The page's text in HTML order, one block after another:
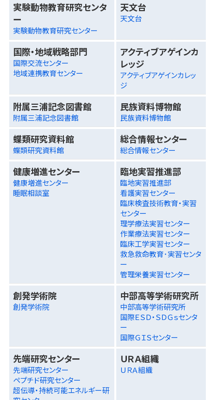
実験動物教育研究センタ
ー
実験動物教育研究センター
天文台
天文台
国際・地域戦略部門
国際交流センター
地域連携教育センター
アクティブアゲインカ
レッジ
アクティブアゲインカレッ
ジ
附属三浦記念図書館
附属三浦記念図書館
民族資料博物館
民族資料博物館
蝶類研究資料館
蝶類研究資料館
総合情報センター
総合情報センター
健康増進センター
健康増進センター
睡眠相談室
臨地実習推進部
臨地実習推進部
看護実習センター
臨床検査技術教育・実習
センター
理学療法実習センター
作業療法実習センター
臨床工学実習センター
救急救命教育･実習センタ
ー
管理栄養実習センター
創発学術院
創発学術院
中部高等学術研究所
中部高等学術研究所
国際ＥＳＤ・ＳＤＧｓセンタ
ー
国際ＧＩＳセンター
先端研究センター
先端研究センター
ペプチド研究センター
超伝導・持続可能エネルギー研
ＵＲＡ組織
ＵＲＡ組織